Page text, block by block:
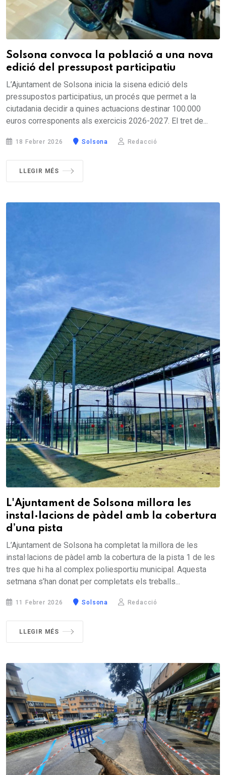
Solsona convoca la població a una nova
edició del pressupost participatiu
L’Ajuntament de Solsona inicia la sisena edició dels
pressupostos participatius, un procés que permet a la
ciutadania decidir a quines actuacions destinar 100.000
euros corresponents als exercicis 2026-2027. El tret de...
18 Febrer 2026 Solsona Redacció
LLEGIR MÉS
L'Ajuntament de Solsona millora les
instal·lacions de pàdel amb la cobertura
d’una pista
L’Ajuntament de Solsona ha completat la millora de les
instal·lacions de pàdel amb la cobertura de la pista 1 de les
tres que hi ha al complex poliesportiu municipal. Aquesta
setmana s’han donat per completats els treballs...
11 Febrer 2026 Solsona Redacció
LLEGIR MÉS